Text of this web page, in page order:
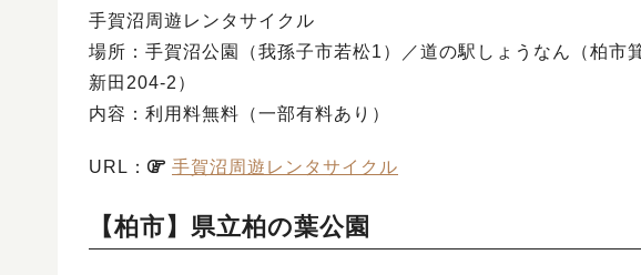
手賀沼周遊レンタサイクル
場所：手賀沼公園（我孫子市若松1）／道の駅しょうなん（柏
新田204-2）
内容：利用料無料（一部有料あり）
URL： 手賀沼周遊レンタサイクル
【柏市】県立柏の葉公園